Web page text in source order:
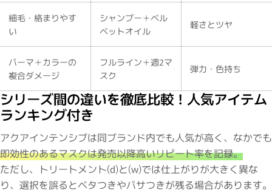
サブリミック正規販売店・2〜3問の簡単な問診に
お答えください。
細毛・絡まりやす
い
シャンプー＋ベル
ベットオイル
軽さとツヤ
パーマ＋カラーの
複合ダメージ
フルライン＋週2マ
スク
弾力・色持ち
シリーズ間の違いを徹底比較！人気アイテム
ランキング付き
アクアインテンシブは同ブランド内でも人気が高く、なかでも
即効性のあるマスクは発売以降高いリピート率を記録。
ただし、トリートメント(d)と(w)では仕上がりが大きく異な
り、選択を誤るとベタつきやパサつきが残る場合があります。